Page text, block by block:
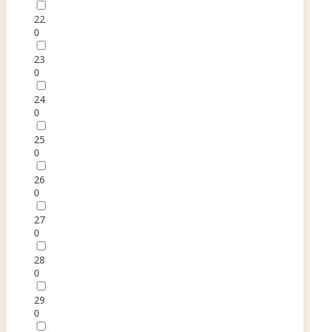
22
0
23
0
24
0
25
0
26
0
27
0
28
0
29
0